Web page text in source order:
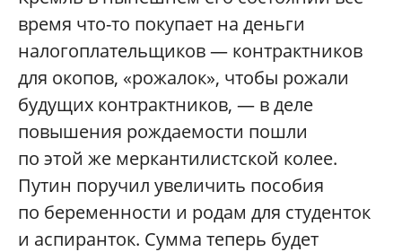
время что-то покупает на деньги
налогоплательщиков — контрактников
для окопов, «рожалок», чтобы рожали
будущих контрактников, — в деле
повышения рождаемости пошли
по этой же меркантилистской колее.
Путин поручил увеличить пособия
по беременности и родам для студенток
и аспиранток. Сумма теперь будет